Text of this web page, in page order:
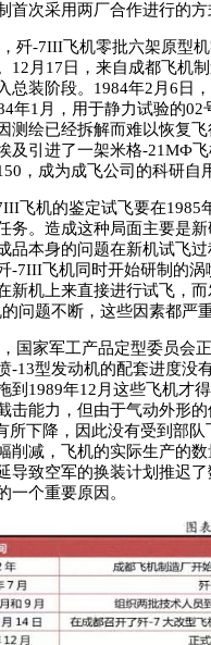
首次采用两厂合作进行的
歼-7III飞机零批六架原型
12月17日，来自成都飞机
总装阶段。1984年2月6日
年1月，用于静力试验的
测绘已经拆解而难以恢复
及引进了一架米格-21МФ
，成为成飞公司的科研自
飞机的鉴定试飞要在1985
务。造成这种局面主要是
品本身的问题在新机试飞
-7III飞机同时开始研制的
新机上来直接进行试飞，
问题不断，这些因素都严
国家军工产品定型委员会
-13型发动机的配套进度没
到1989年12月这些飞机才
击能力，但由于气动外形
所下降，因此没有受到部
削减，飞机的实际生产的
导致空军的换装计划推迟
一个重要原因。